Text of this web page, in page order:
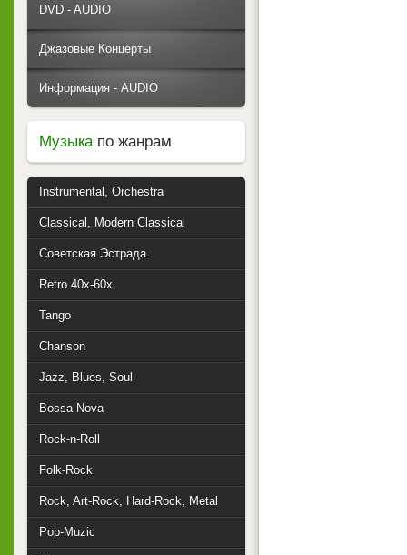
DVD - AUDIO
Джазовые Концерты
Информация - AUDIO
Музыкапо жанрам
Instrumental, Orchestra
Classical, Modern Classical
Советская Эстрада
Retro 40x-60x
Tango
Chanson
Jazz, Blues, Soul
Bossa Nova
Rock-n-Roll
Folk-Rock
Rock, Art-Rock, Hard-Rock, Metal
Pop-Muzic